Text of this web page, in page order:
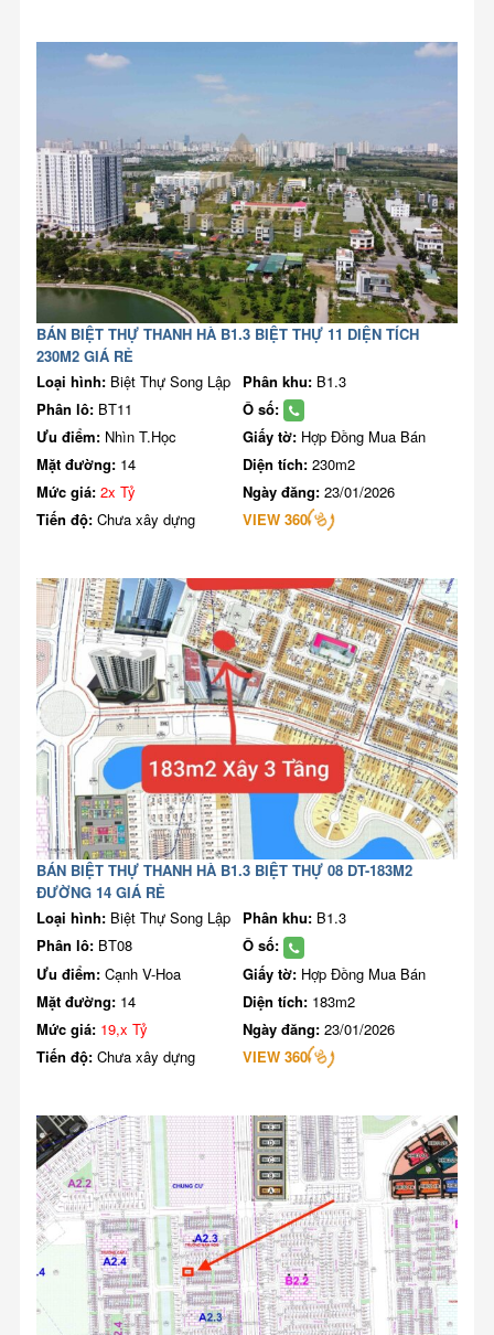
BÁN BIỆT THỰ THANH HÀ B1.3 BIỆT THỰ 11 DIỆN TÍCH
230M2 GIÁ RẺ
Loại hình: Biệt Thự Song Lập Phân khu: B1.3
Phân lô: BT11
Ô số:
Ưu điểm: Nhìn T.Học Giấy tờ: Hợp Đồng Mua Bán
Mặt đường: 14 Diện tích: 230m2
Mức giá: 2x Tỷ Ngày đăng: 23/01/2026
Tiến độ: Chưa xây dựng VIEW 360
BÁN BIỆT THỰ THANH HÀ B1.3 BIỆT THỰ 08 DT-183M2
ĐƯỜNG 14 GIÁ RẺ
Loại hình: Biệt Thự Song Lập Phân khu: B1.3
Phân lô: BT08
Ô số:
Ưu điểm: Cạnh V-Hoa Giấy tờ: Hợp Đồng Mua Bán
Mặt đường: 14 Diện tích: 183m2
Mức giá: 19,x Tỷ Ngày đăng: 23/01/2026
Tiến độ: Chưa xây dựng VIEW 360